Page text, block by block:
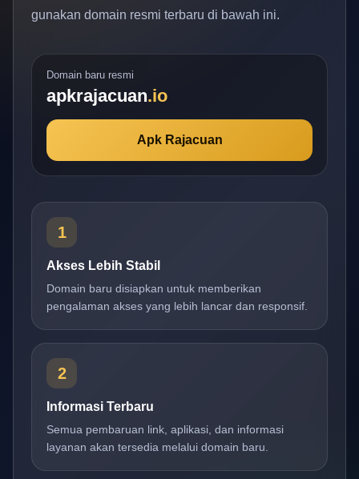
gunakan domain resmi terbaru di bawah ini.
Domain baru resmi
apkrajacuan.io
Apk Rajacuan
1
Akses Lebih Stabil
Domain baru disiapkan untuk memberikan
pengalaman akses yang lebih lancar dan responsif.
2
Informasi Terbaru
Semua pembaruan link, aplikasi, dan informasi
layanan akan tersedia melalui domain baru.